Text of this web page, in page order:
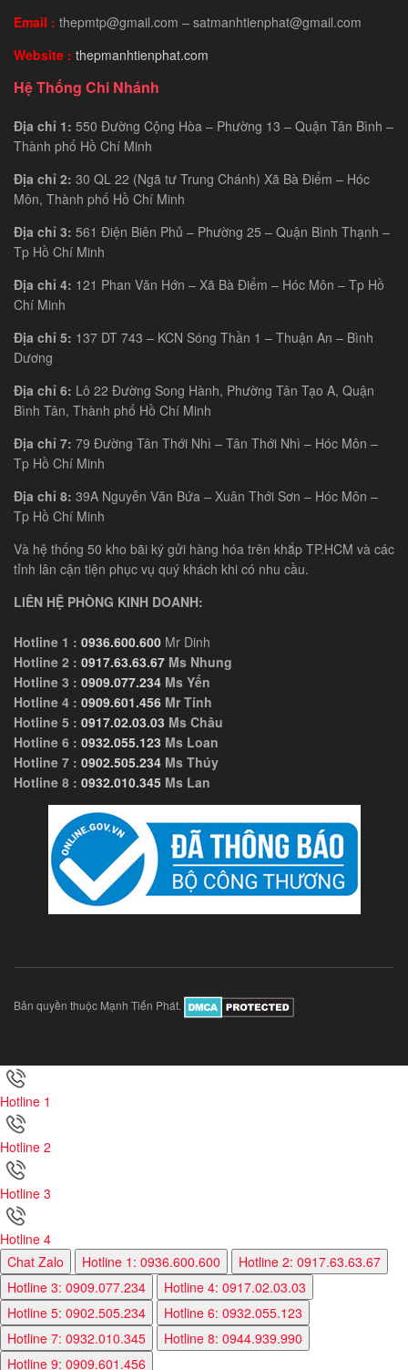
Email : thepmtp@gmail.com – satmanhtienphat@gmail.com
Website : thepmanhtienphat.com
Hệ Thống Chi Nhánh
Địa chỉ 1: 550 Đường Cộng Hòa – Phường 13 – Quận Tân Bình –
Thành phố Hồ Chí Minh
Địa chỉ 2: 30 QL 22 (Ngã tư Trung Chánh) Xã Bà Điểm – Hóc
Môn, Thành phố Hồ Chí Minh
Địa chỉ 3: 561 Điện Biên Phủ – Phường 25 – Quận Bình Thạnh –
Tp Hồ Chí Minh
Địa chỉ 4: 121 Phan Văn Hớn – Xã Bà Điểm – Hóc Môn – Tp Hồ
Chí Minh
Địa chỉ 5: 137 DT 743 – KCN Sóng Thần 1 – Thuận An – Bình
Dương
Địa chỉ 6: Lô 22 Đường Song Hành, Phường Tân Tạo A, Quận
Bình Tân, Thành phố Hồ Chí Minh
Địa chỉ 7: 79 Đường Tân Thới Nhì – Tân Thới Nhì – Hóc Môn –
Tp Hồ Chí Minh
Địa chỉ 8: 39A Nguyễn Văn Bứa – Xuân Thới Sơn – Hóc Môn –
Tp Hồ Chí Minh
Và hệ thống 50 kho bãi ký gửi hàng hóa trên khắp TP.HCM và các
tỉnh lân cận tiện phục vụ quý khách khi có nhu cầu.
LIÊN HỆ PHÒNG KINH DOANH:
Hotline 1 : 0936.600.600 Mr Dinh
Hotline 2 : 0917.63.63.67 Ms Nhung
Hotline 3 : 0909.077.234 Ms Yến
Hotline 4 : 0909.601.456 Mr Tính
Hotline 5 : 0917.02.03.03 Ms Châu
Hotline 6 : 0932.055.123 Ms Loan
Hotline 7 : 0902.505.234 Ms Thúy
Hotline 8 : 0932.010.345 Ms Lan
Bản quyền thuộc Mạnh Tiến Phát.
Hotline 1
Hotline 2
Hotline 3
Hotline 4
Chat Zalo
Hotline 1: 0936.600.600
Hotline 2: 0917.63.63.67
Hotline 3: 0909.077.234
Hotline 4: 0917.02.03.03
Hotline 5: 0902.505.234
Hotline 6: 0932.055.123
Hotline 7: 0932.010.345
Hotline 8: 0944.939.990
Hotline 9: 0909.601.456